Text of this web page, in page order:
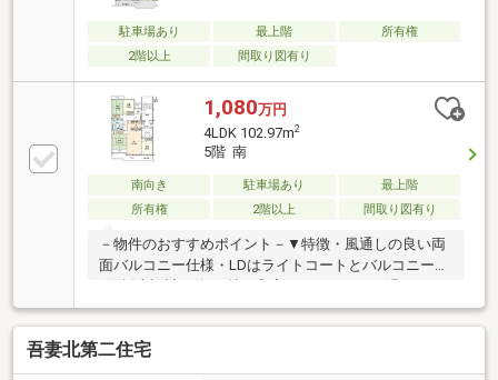
駐車場あり 最上階
所有権
2階以上
間取り図有り
1,080万円
4LDK 102.97m2
5階 南
南向き 駐車場あり
最上階
所有権
2階以上 間取り図有り
－物件のおすすめポイント－▼特徴・風通しの良い両
面バルコニー仕様・LDはライトコートとバルコニーの
広縁付・お料理に集中しやすい壁付キッチン、背面に
収納スペース有・キッチンには階段室への勝手口があ
り、換気や出入りに利用可能・住空間をすっきり保て
る全居室収納付＋小屋裏収納※2026年11月分から修繕
吾妻北第二住宅